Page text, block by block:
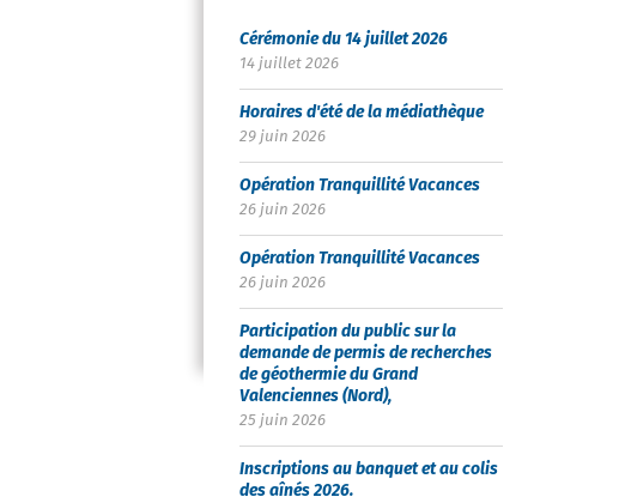
Cérémonie du 14 juillet 2026
14 juillet 2026
Horaires d'été de la médiathèque
29 juin 2026
Opération Tranquillité Vacances
26 juin 2026
Opération Tranquillité Vacances
26 juin 2026
Participation du public sur la
demande de permis de recherches
de géothermie du Grand
Valenciennes (Nord),
25 juin 2026
Inscriptions au banquet et au colis
des aînés 2026.